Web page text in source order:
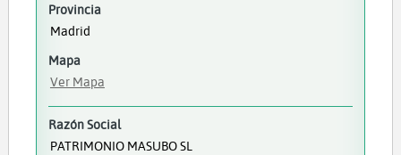
Provincia
Madrid
Mapa
Ver Mapa
Razón Social
PATRIMONIO MASUBO SL